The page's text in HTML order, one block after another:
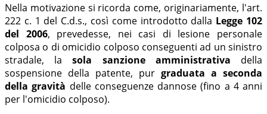
Nella motivazione si ricorda come, originariamente, l'art.
222 c. 1 del C.d.s., così come introdotto dalla Legge 102
del 2006, prevedesse, nei casi di lesione personale
colposa o di omicidio colposo conseguenti ad un sinistro
stradale, lasola sanzione amministrativa della
sospensione della patente, pur graduata a seconda
della gravità delle conseguenze dannose (fino a 4 anni
per l'omicidio colposo).